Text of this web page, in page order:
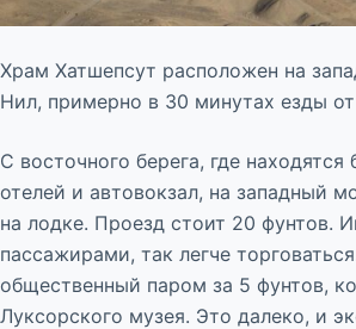
Храм Хатшепсут расположен на
Нил, примерно в 30 минутах езды
С восточного берега, где находятся
отелей и автовокзал, на западный
на лодке. Проезд стоит 20 фунтов.
пассажирами, так легче
общественный паром за 5 фунтов,
Луксорского музея. Это далеко, и